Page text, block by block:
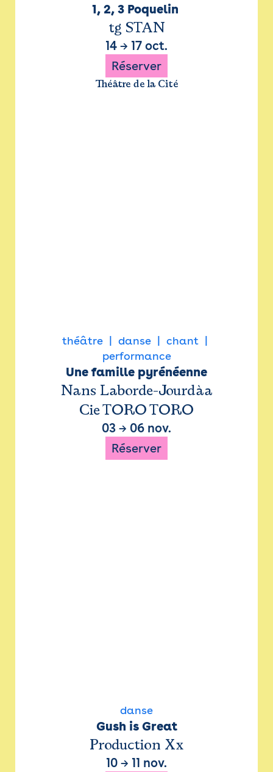
1, 2, 3 Poquelin
tg STAN
14 → 17 oct.
Réserver
Théâtre de la Cité
théâtre danse
chant
performance
Une famille pyrénéenne
Nans Laborde-Jourdàa
Cie TORO TORO
03 → 06 nov.
Réserver
danse
Gush is Great
Production Xx
10 → 11 nov.